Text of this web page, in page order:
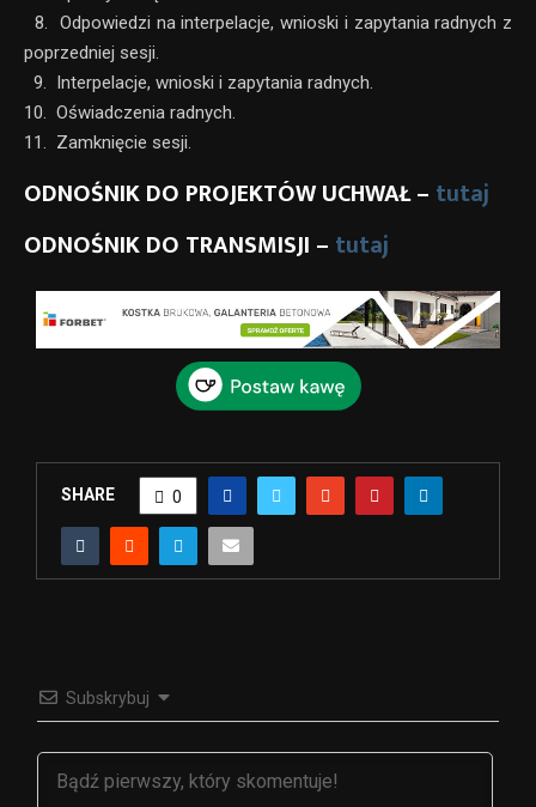
8. Odpowiedzi na interpelacje, wnioski i zapytania radnych z
poprzedniej sesji.
9. Interpelacje, wnioski i zapytania radnych.
10. Oświadczenia radnych.
11. Zamknięcie sesji.
ODNOŚNIK DO PROJEKTÓW UCHWAŁ – tutaj
ODNOŚNIK DO TRANSMISJI – tutaj
SHARE 0
Subskrybuj